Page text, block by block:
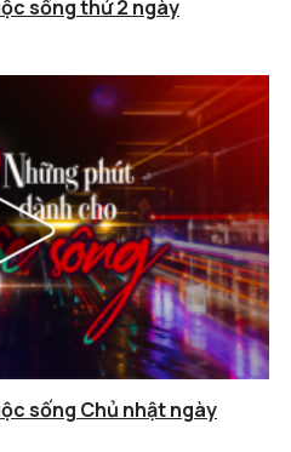
sống thứ 2 ngày
sống Chủ nhật ngày